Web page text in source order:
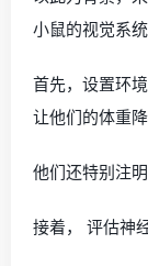
小鼠的视觉系统
首先，设置环
让他们的体重降
他们还特别注明
接着， 评估神